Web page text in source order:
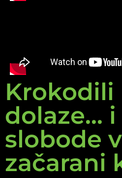
Krokodili
dolaze... i
slobode
začarani